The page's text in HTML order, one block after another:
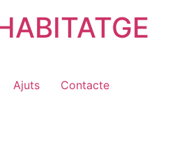
Ajuts Contacte